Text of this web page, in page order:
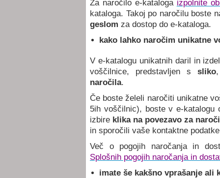
Za naročilo e-kataloga izpolnite
kataloga. Takoj po naročilu boste
geslom za dostop do e-kataloga.
kako lahko naročim unikatne
V e-katalogu unikatnih daril in
voščilnice, predstavljen s sliko
naročila.
Če boste želeli naročiti unikatne
5ih voščilnic), boste v e-katalogu
izbire klika na povezavo za
in sporočili vaše kontaktne
Več o pogojih naročanja in
Splošnih pogojih naročanja in
imate še kakšno vprašanje ali